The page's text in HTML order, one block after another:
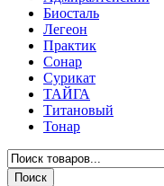
Биосталь
Легеон
Практик
Сонар
Сурикат
ТАЙГА
Титановый
Тонар